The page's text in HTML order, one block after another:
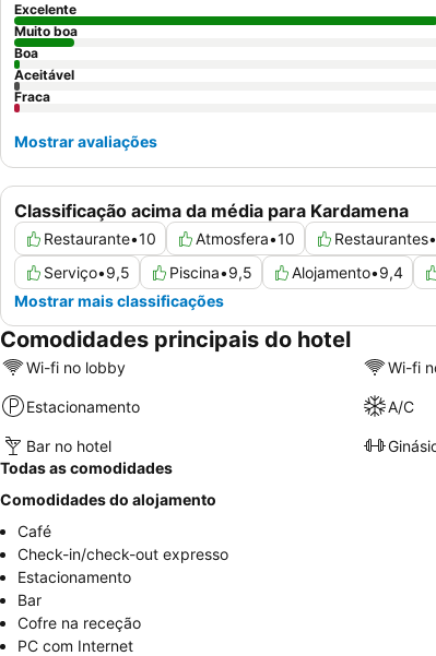
Classificação acima da média para Kardamena
Restaurante•10 Atmosfera•10 Restaurantes•
Serviço•9,5 Piscina•9,5 Alojamento•9,4
Mostrar mais classificações
Excelente
Muito boa
Boa
Aceitável
Fraca
Mostrar avaliações
Comodidades principais do hotel
Wi-fi no lobby Wi-fi
Estacionamento A/C
Bar no hotel
Todas as comodidades
Comodidades do alojamento
Café
Check-in/check-out expresso
Estacionamento
Bar
Cofre na receção
PC com Internet